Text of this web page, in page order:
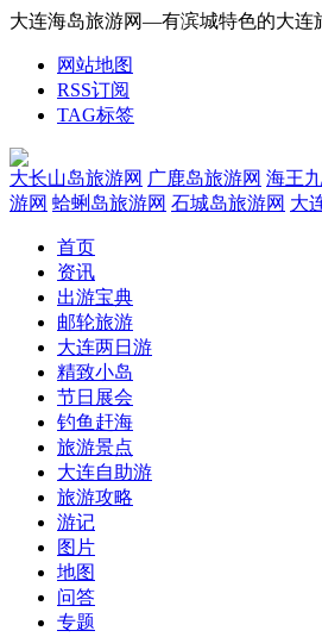
大连海岛旅游网—有滨城特色的大连
网站地图
RSS订阅
TAG标签
大长山岛旅游网 广鹿岛旅游网 海王
游网 蛤蜊岛旅游网 石城岛旅游网 大
首页
资讯
出游宝典
邮轮旅游
大连两日游
精致小岛
节日展会
钓鱼赶海
旅游景点
大连自助游
旅游攻略
游记
图片
地图
问答
专题